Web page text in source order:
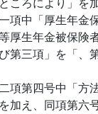
項中「厚生年金
厚生年金被保険
第三項」を「、
項第四号中「方
加え、同項第六